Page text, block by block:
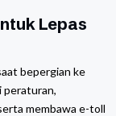
Lepas
bepergian ke
peraturan,
membawa e-toll